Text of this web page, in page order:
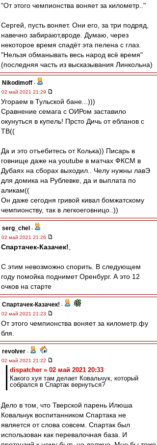
"От этого чемпионства воняет за километр.."
Сергей, пусть воняет. Они его, за три подряд,
навечно забирают,вроде. Думаю, через
некоторое время спадёт эта пелена с глаз.
"Нельзя обманывать весь народ всё время"
(последняя часть из высказывания Линкольна)
Nikodimoff -
02 май 2021 21:29
Угораем в Тульской бане...)))
Сравнение семага с ОИРом заставило
окунуться в купель! Прсто Дичь от ебланов с
ТВ((
Да и это отъебитесь от Колька)) Писарь в
говнище даже на youtube в матчах ФКСМ в
Дубаях на сборах выходил.. Челу нужны лавЭ
для домика на Рублевке, да и выплата по
аликам((
Он даже сегодня гривой кивал бомжатскому
чемпионству, так в легкоеговницо..))
serg_chel -
02 май 2021 21:26
Спартачек-Казачек!
C этим невозможно спорить. В следующем
году помойка поднимет Оренбург. А это 12
очков на старте
Спартачек-Казачек! -
02 май 2021 21:23
От этого чемпионства воняет за километр.фу
бля.
revolver -
02 май 2021 21:22
dispatcher » 02 май 2021 20:33
Какого хуя там делает Ковальчук, который
собрался в Спартак вернуться?
Дело в том, что Тверской парень Илюша
Ковальчук воспитанником Спартака не
является от слова совсем. Спартак был
использован как перевалочная база. И